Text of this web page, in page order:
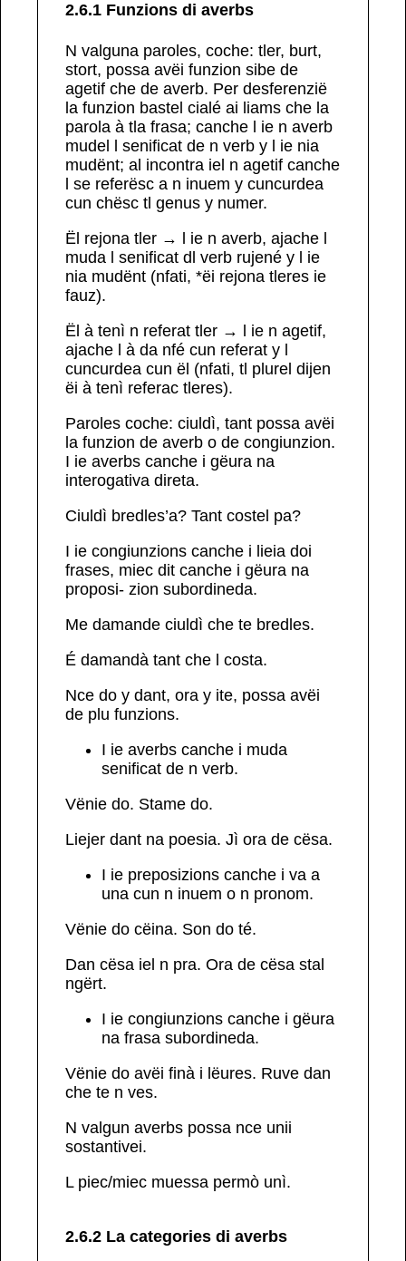
2.6.1 Funzions di averbs
N valguna paroles, coche: tler, burt,
stort, possa avëi funzion sibe de
agetif che de averb. Per desferenzië
la funzion bastel cialé ai liams che la
parola à tla frasa; canche l ie n averb
mudel l senificat de n verb y l ie nia
mudënt; al incontra iel n agetif canche
l se referësc a n inuem y cuncurdea
cun chësc tl genus y numer.
Ël rejona tler → l ie n averb, ajache l
muda l senificat dl verb rujené y l ie
nia mudënt (nfati, *ëi rejona tleres ie
fauz).
Ël à tenì n referat tler → l ie n agetif,
ajache l à da nfé cun referat y
cuncurdea cun ël (nfati, tl plurel dijen
ëi à tenì referac tleres).
Paroles coche: ciuldì, tant possa avëi
la funzion de averb o de congiunzion.
I ie averbs canche i gëura na
interogativa direta.
Ciuldì bredles’a? Tant costel pa?
I ie congiunzions canche i lieia doi
frases, miec dit canche i gëura na
proposi- zion subordineda.
Me damande ciuldì che te bredles.
É damandà tant che l costa.
Nce do y dant, ora y ite, possa avëi
de plu funzions.
I ie averbs canche i muda
senificat de n verb.
Vënie do. Stame do.
Liejer dant na poesia. Jì ora de cësa.
I ie preposizions canche i va a
una cun n inuem o n pronom.
Vënie do cëina. Son do té.
Dan cësa iel n pra. Ora de cësa stal
ngërt.
I ie congiunzions canche i gëura
na frasa subordineda.
Vënie do avëi finà i lëures. Ruve dan
che te n ves.
N valgun averbs possa nce unii
sostantivei.
L piec/miec muessa permò unì.
2.6.2 La categories di averbs